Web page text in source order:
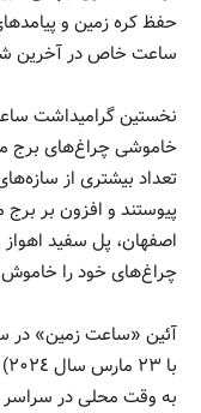
حفظ کره زمین و
ساعت خاص در آخرین
تعداد بیشتری از
پیوستند و افزون بر
اصفهان، پل سفید
چراغ‌های خود را خاموش
به وقت محلی در سراسر